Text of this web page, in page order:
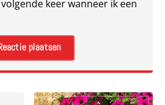
keer wanneer ik een